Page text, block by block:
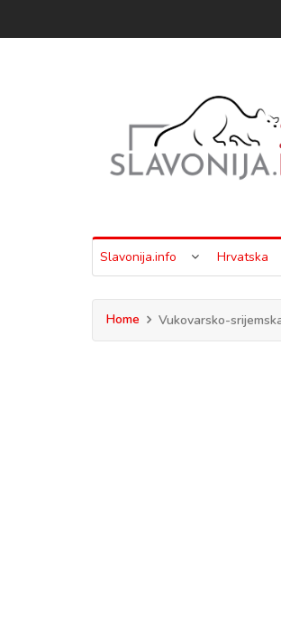
Slavonija.info Hrvatska
Home Vukovarsko-